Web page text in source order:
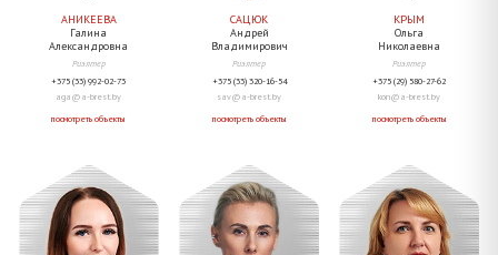
АНИКЕЕВА
Галина
Александровна
Риэлтер
+375 (33) 992-02-73
aga@a-brest.by
посмотреть объекты
САЦЮК
Андрей
Владимирович
Риэлтер
+375 (33) 320-16-54
sav@a-brest.by
посмотреть объекты
КРЫМ
Ольга
Николаевна
Риэлтер
+375 (29) 580-27-62
kon@a-brest.by
посмотреть объекты